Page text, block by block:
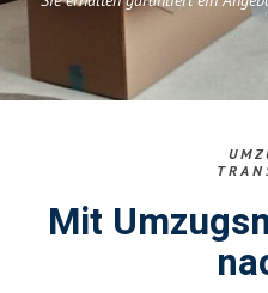
Mit